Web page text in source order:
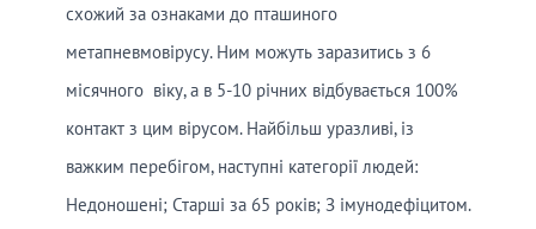
схожий за ознаками до пташиного
метапневмовірусу. Ним можуть заразитись з 6
місячного віку, а в 5-10 річних відбувається 100%
контакт з цим вірусом. Найбільш уразливі, із
важким перебігом, наступні категорії людей:
Недоношені; Старші за 65 років; З імунодефіцитом.